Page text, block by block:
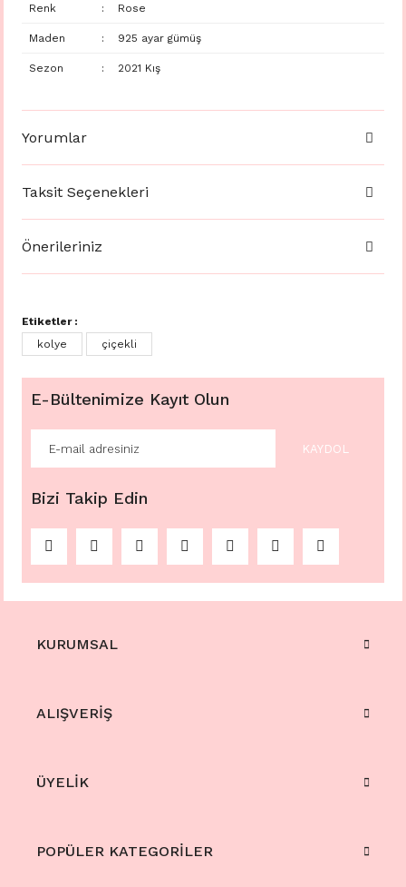
Renk : Rose
Maden : 925 ayar gümüş
Sezon : 2021 Kış
Yorumlar
Taksit Seçenekleri
Önerileriniz
Etiketler :
kolye
çiçekli
E-Bültenimize Kayıt Olun
KAYDOL
Bizi Takip Edin
KURUMSAL
ALIŞVERİŞ
ÜYELİK
POPÜLER KATEGORİLER